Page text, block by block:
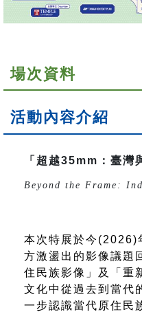
場次資料
活動內容介紹
「超越35mm：臺灣
Beyond the Frame:
本次特展於今(2026)
方激盪出的影像議題
住民族影像」及「重
文化中從過去到當代
一步認識當代原住民